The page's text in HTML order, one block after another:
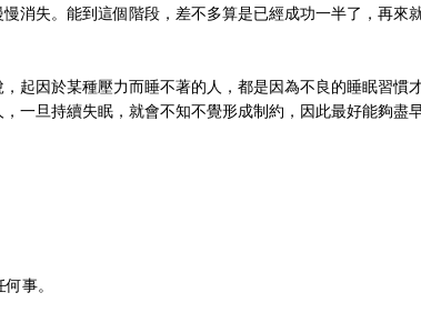
消失。能到這個階段，差不多算是已經成功一半了，再來
起因於某種壓力而睡不著的人，都是因為不良的睡眠習慣
一旦持續失眠，就會不知不覺形成制約，因此最好能夠盡
事。